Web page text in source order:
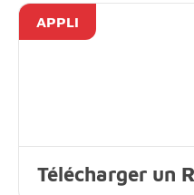
APPLI
Télécharger un